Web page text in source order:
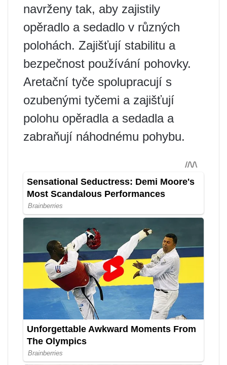
navrženy tak, aby zajistily
opěradlo a sedadlo v různých
polohách. Zajišťují stabilitu a
bezpečnost používání pohovky.
Aretační tyče spolupracují s
ozubenými tyčemi a zajišťují
polohu opěradla a sedadla a
zabraňují náhodnému pohybu.